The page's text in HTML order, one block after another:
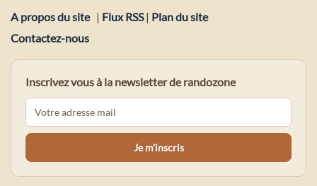
A propos du site | Flux RSS| Plan du site
Contactez-nous
Inscrivez vous à la newsletter de randozone